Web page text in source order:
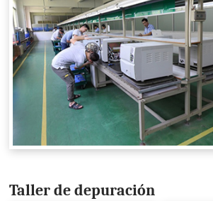
Taller de depuración